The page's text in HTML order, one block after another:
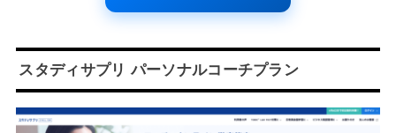
スタディサプリ パーソナルコーチプラン